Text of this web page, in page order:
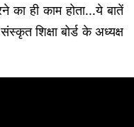
का ही काम होता...ये बातें
शिक्षा बोर्ड के अध्यक्ष